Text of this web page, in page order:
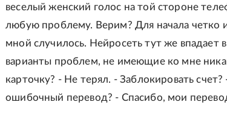
веселый женский голос на той стороне
любую проблему. Верим? Для начала четко
мной случилось. Нейросеть тут же впадает
варианты проблем, не имеющие ко мне
карточку? - Не терял. - Заблокировать
ошибочный перевод? - Спасибо, мои